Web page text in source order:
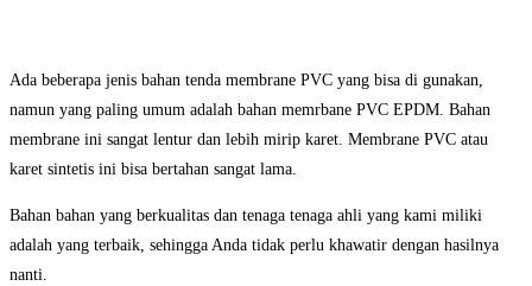
Ada beberapa jenis bahan tenda membrane PVC yang bisa di gunakan,
namun yang paling umum adalah bahan memrbane PVC EPDM. Bahan
membrane ini sangat lentur dan lebih mirip karet. Membrane PVC atau
karet sintetis ini bisa bertahan sangat lama.
Bahan bahan yang berkualitas dan tenaga tenaga ahli yang kami miliki
adalah yang terbaik, sehingga Anda tidak perlu khawatir dengan hasilnya
nanti.